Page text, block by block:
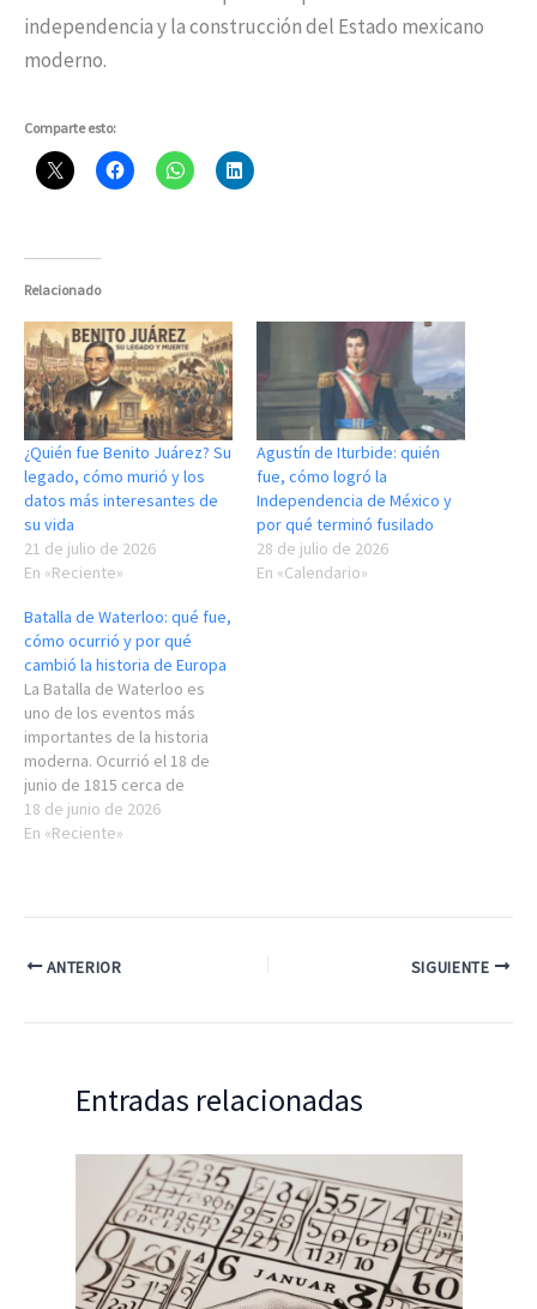
independencia y la construcción del Estado mexicano
moderno.
Comparte esto:
Relacionado
¿Quién fue Benito Juárez? Su
legado, cómo murió y los
datos más interesantes de
su vida
21 de julio de 2026
En «Reciente»
Agustín de Iturbide: quién
fue, cómo logró la
Independencia de México y
por qué terminó fusilado
28 de julio de 2026
En «Calendario»
Batalla de Waterloo: qué fue,
cómo ocurrió y por qué
cambió la historia de Europa
La Batalla de Waterloo es
uno de los eventos más
importantes de la historia
moderna. Ocurrió el 18 de
junio de 1815 cerca de
Waterloo (actual Bélgica) y
marcó el fin definitivo de las
equilibrio…
18 de junio de 2026
En «Reciente»
ANTERIOR SIGUIENTE
Entradas relacionadas